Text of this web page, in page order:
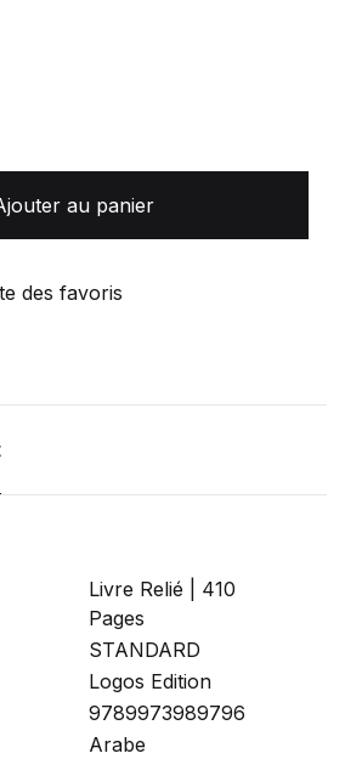
au panier
des favoris
Livre Relié | 410
Pages
STANDARD
Logos Edition
9789973989796
Arabe